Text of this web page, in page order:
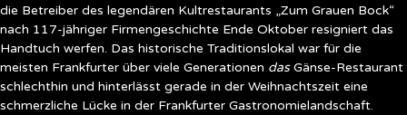
die Betreiber des legendären Kultrestaurants „Zum Grauen Bock“
nach 117-jähriger Firmengeschichte Ende Oktober resigniert das
Handtuch werfen. Das historische Traditionslokal war für die
meisten Frankfurter über viele Generationen dasGänse-Restaurant
schlechthin und hinterlässt gerade in der Weihnachtszeit eine
schmerzliche Lücke in der Frankfurter Gastronomielandschaft.